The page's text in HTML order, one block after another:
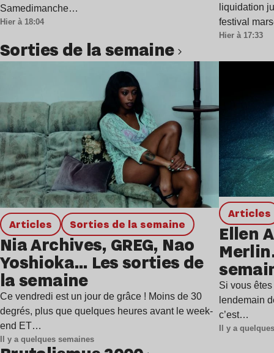
Samedimanche…
Hier à 18:04
liquidation
festival
Hier à 17:33
Sorties de la semaine
Articles Sorties de la semaine
Nia Archives, GREG, Nao
Yoshioka… Les sorties de
la semaine
Ce vendredi est un jour de grâce ! Moins de 30
degrés, plus que quelques heures avant le week-
end ET…
Il y a quelques semaines
Articles
Ellen
Si vous
lendemain
c’est…
Il y a
Lire l’article